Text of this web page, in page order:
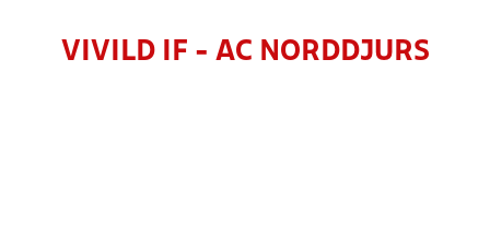
VIVILD IF - AC NORDDJURS